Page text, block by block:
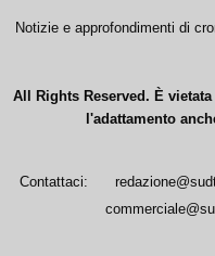
Notizie e approfondimenti di
All Rights Reserved. È
l'adattamento
Contattaci: